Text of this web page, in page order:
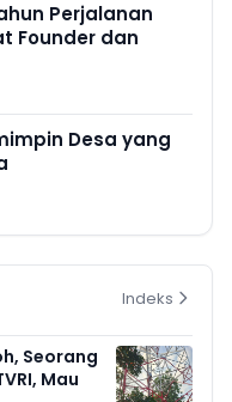
Perjalanan
Founder dan
Desa yang
Indeks
Seorang
Mau